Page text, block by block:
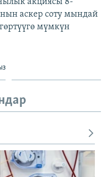
аскер соту мындай
мүмкүн